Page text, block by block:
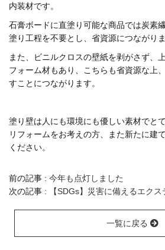
内装材です。
石膏ボードに直塗り可能な商品では炭素
塗り工程を不要とし、省資源につながりま
また、ビニルクロスの壁紙を剥がさず、
フォーム材もあり、こちらも省資源な上
すことにつながります。
塗り壁は人にも環境にも優しい素材でと
リフォームをお考えの方、また新たに建
ください。
前の記事 : 今年も点灯しました
次の記事 :
【SDGs】災害に備えるエクス
一覧に戻る